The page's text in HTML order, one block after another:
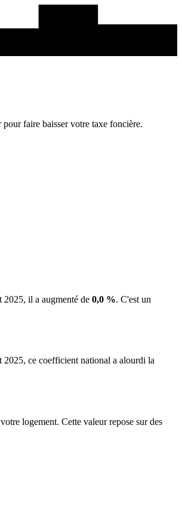
faire baisser votre taxe foncière.
2025, il a augmenté de 0,0 %. C'est un
2025, ce coefficient national a alourdi la
logement. Cette valeur repose sur des